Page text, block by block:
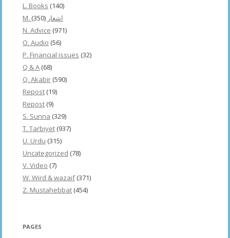
L. Books (140)
M. اشعار (350)
N. Advice (971)
O. Audio (56)
P. Financial issues (32)
Q & A (68)
Q. Akabir (590)
Repost (19)
Repost (9)
S. Sunna (329)
T. Tarbiyet (937)
U. Urdu (315)
Uncategorized (78)
V. Video (7)
W. Wird & wazaif(371)
Z. Mustahebbat (454)
PAGES